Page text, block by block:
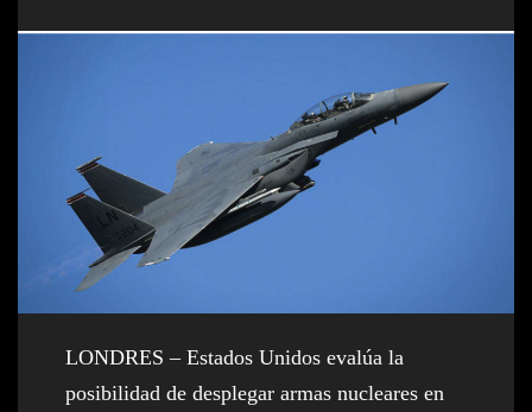
LONDRES – Estados Unidos evalúa la
posibilidad de desplegar armas nucleares en